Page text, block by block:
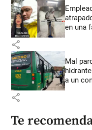
en una
share
Mal
a un
share
Te